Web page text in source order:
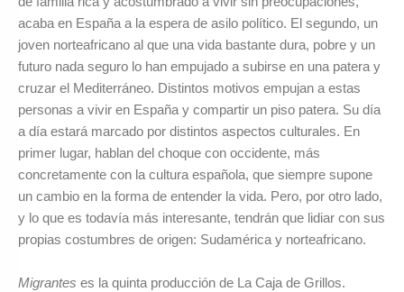
acaba en España a la espera de asilo político. El segundo, un
joven norteafricano al que una vida bastante dura, pobre y un
futuro nada seguro lo han empujado a subirse en una patera y
cruzar el Mediterráneo. Distintos motivos empujan a estas
personas a vivir en España y compartir un piso patera. Su día
a día estará marcado por distintos aspectos culturales. En
primer lugar, hablan del choque con occidente, más
concretamente con la cultura española, que siempre supone
un cambio en la forma de entender la vida. Pero, por otro lado,
y lo que es todavía más interesante, tendrán que lidiar con sus
propias costumbres de origen: Sudamérica y norteafricano.
Migrantes es la quinta producción de La Caja de Grillos.